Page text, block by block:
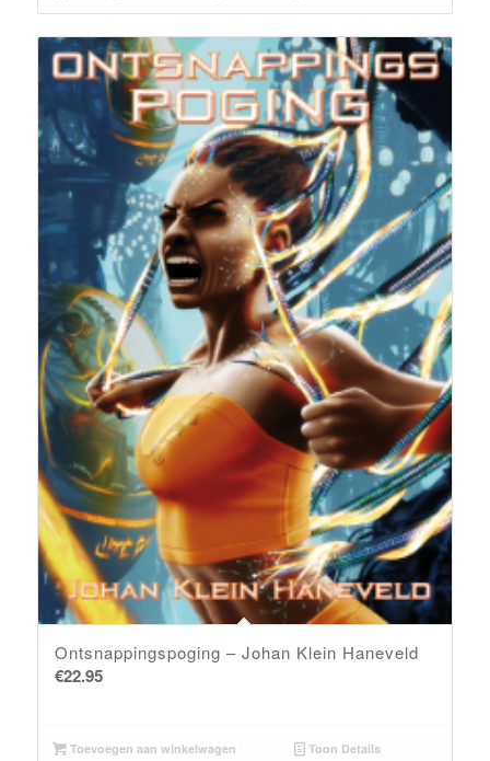
Ontsnappingspoging – Johan Klein Haneveld
€22.95
Toevoegen aan winkelwagen Toon Details